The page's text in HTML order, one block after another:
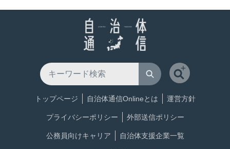
トップページ 自治体通信Onlineとは 運営方針
プライバシーポリシー 外部送信ポリシー
公務員向けキャリア 自治体支援企業一覧